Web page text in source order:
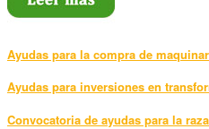
Ayudas para la compra de
Ayudas para inversiones en
Convocatoria de ayudas para la